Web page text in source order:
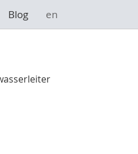
Blog en